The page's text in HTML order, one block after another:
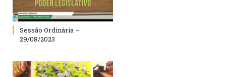
Sessão Ordinária –
29/08/2023